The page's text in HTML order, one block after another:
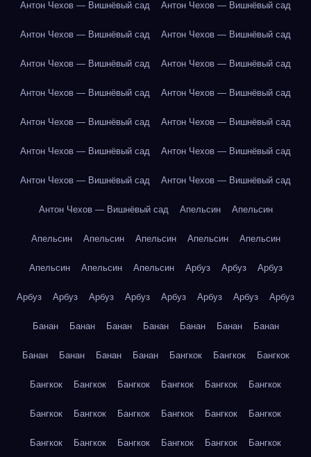
Антон Чехов — Вишнёвый сад Антон Чехов — Вишнёвый сад
Антон Чехов — Вишнёвый сад Антон Чехов — Вишнёвый сад
Антон Чехов — Вишнёвый сад Антон Чехов — Вишнёвый сад
Антон Чехов — Вишнёвый сад Антон Чехов — Вишнёвый сад
Антон Чехов — Вишнёвый сад Антон Чехов — Вишнёвый сад
Антон Чехов — Вишнёвый сад Антон Чехов — Вишнёвый сад
Антон Чехов — Вишнёвый сад Антон Чехов — Вишнёвый сад
Антон Чехов — Вишнёвый сад Апельсин Апельсин
Апельсин Апельсин Апельсин Апельсин Апельсин
Апельсин Апельсин Апельсин Арбуз Арбуз Арбуз
Арбуз Арбуз Арбуз Арбуз Арбуз Арбуз Арбуз Арбуз
Банан Банан Банан Банан Банан Банан Банан
Банан Банан Банан Банан Бангкок Бангкок Бангкок
Бангкок Бангкок Бангкок Бангкок Бангкок Бангкок
Бангкок Бангкок Бангкок Бангкок Бангкок Бангкок
Бангкок Бангкок Бангкок Бангкок Бангкок Бангкок